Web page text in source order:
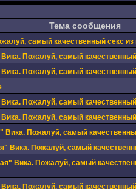
Тема сообщения
самый качественный секс из
Пожалуй, самый качественный
Пожалуй, самый качественный
Пожалуй, самый качественный
Пожалуй, самый качественный
Вика. Пожалуй, самый
Вика. Пожалуй, самый
Вика. Пожалуй, самый
Пожалуй, самый качественный